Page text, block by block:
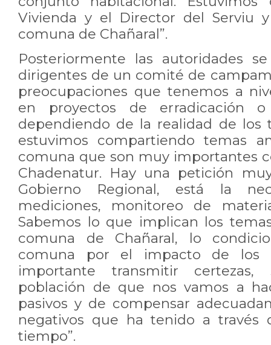
Vivienda y el Director del Serviu
comuna de Chañaral”.
Posteriormente las autoridades
dirigentes de un comité de
preocupaciones que tenemos a
en proyectos de erradicación o
dependiendo de la realidad de los
estuvimos compartiendo temas
comuna que son muy importantes
Chadenatur. Hay una petición
Gobierno Regional, está la
mediciones, monitoreo de
Sabemos lo que implican los
comuna de Chañaral, lo
comuna por el impacto de los
importante transmitir
población de que nos vamos a
pasivos y de compensar
negativos que ha tenido a través
tiempo”.